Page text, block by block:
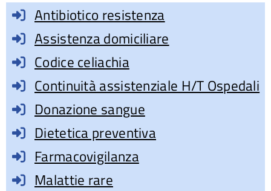
Antibiotico resistenza
Assistenza domiciliare
Codice celiachia
Continuità assistenziale H/T Ospedali
Donazione sangue
Dietetica preventiva
Farmacovigilanza
Malattie rare